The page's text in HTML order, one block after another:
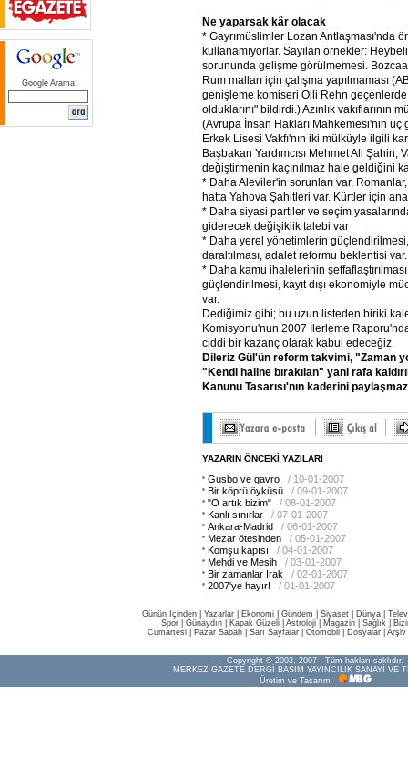
Google Arama
Ne yaparsak kâr olacak
* Gayrımüslimler Lozan Antlaşması'nda
kullanamıyorlar. Sayılan örnekler:
sorununda gelişme görülmemesi.
Rum malları için çalışma yapılmaması
genişleme komiseri Olli Rehn
olduklarını" bildirdi.) Azınlık vakıflarının
(Avrupa İnsan Hakları Mahkemesi'nin üç
Erkek Lisesi Vakfı'nın iki mülküyle ilgili
Başbakan Yardımcısı Mehmet Ali Şahin,
değiştirmenin kaçınılmaz hale geldiğini
* Daha Aleviler'in sorunları var,
hatta Yahova Şahitleri var. Kürtler için
* Daha siyasi partiler ve seçim
giderecek değişiklik talebi var
* Daha yerel yönetimlerin
daraltılması, adalet reformu beklentisi var.
* Daha kamu ihalelerinin
güçlendirilmesi, kayıt dışı ekonomiyle
var.
Dediğimiz gibi; bu uzun listeden biriki
Komisyonu'nun 2007 İlerleme
ciddi bir kazanç olarak kabul edeceğiz.
Dileriz Gül'ün reform takvimi, "Zaman
"Kendi haline bırakılan" yani rafa
Kanunu Tasarısı'nın kaderini
YAZARIN ÖNCEKİ YAZILARI
Gusbo ve gavro
/ 10-01-2007
Bir köprü öyküsü
/ 09-01-2007
"O artık bizim"
/ 08-01-2007
Kanlı sınırlar
/ 07-01-2007
Ankara-Madrid
/ 06-01-2007
Mezar ötesinden
/ 05-01-2007
Komşu kapısı
/ 04-01-2007
Mehdi ve Mesih
/ 03-01-2007
Bir zamanlar Irak
/ 02-01-2007
2007'ye hayır!
/ 01-01-2007
Günün İçinden Yazarlar Ekonomi Gündem Siyaset Dünya |
Spor
Günaydın Kapak Güzeli Astroloji Magazin Sağlık
Cumartesi
Pazar Sabah Sarı Sayfalar Otomobil Dosyalar Arşiv
Copyright © 2003, 2007 - Tüm hakları saklıdır.
MERKEZ GAZETE DERGİ BASIM YAYINCILIK SANAYİ VE
Üretim ve Tasarım